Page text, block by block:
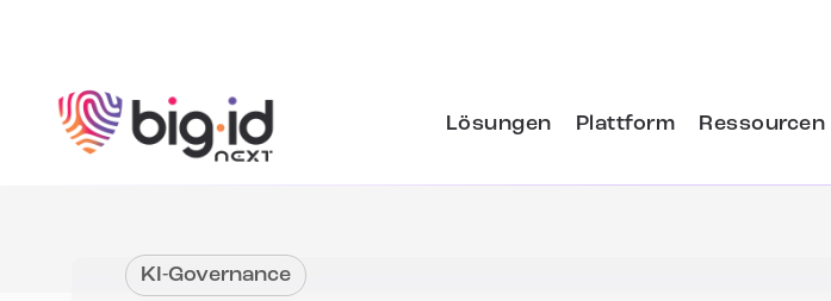
Lösungen Plattform Ressourcen
KI-Governance